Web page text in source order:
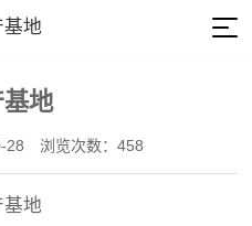
基地
地
28 浏览次数：458
基地